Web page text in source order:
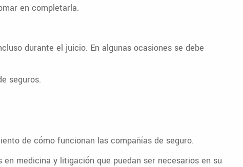
en completarla.
durante el juicio. En algunas ocasiones se debe
seguros.
de cómo funcionan las compañías de seguro.
medicina y litigación que puedan ser necesarios en su